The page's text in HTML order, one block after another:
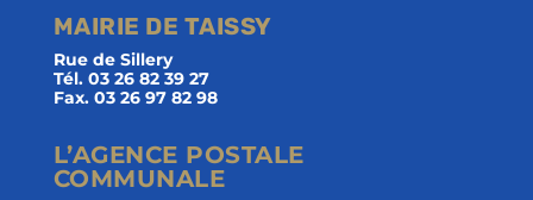
MAIRIE DE TAISSY
Rue de Sillery
Tél. 03 26 82 39 27
Fax. 03 26 97 82 98
L’AGENCE POSTALE
COMMUNALE